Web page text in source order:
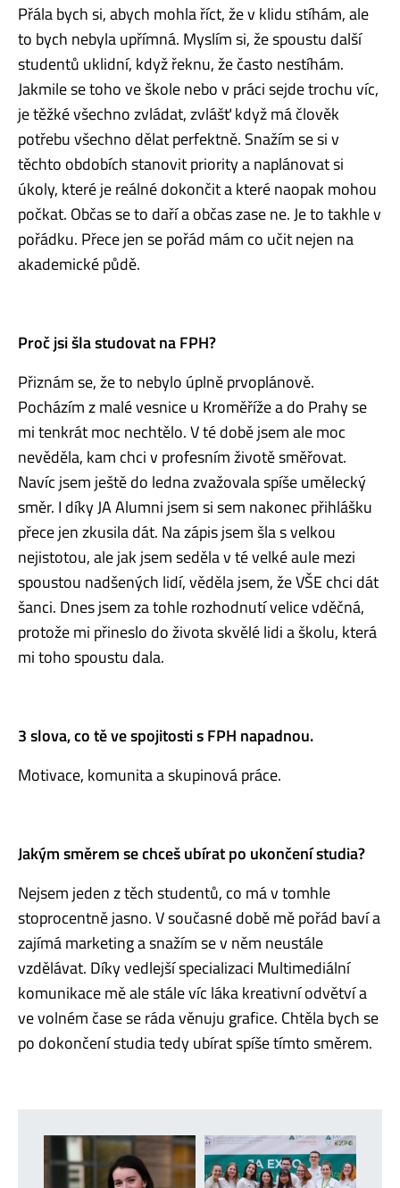
Přála bych si, abych mohla říct, že v klidu stíhám, ale
to bych nebyla upřímná. Myslím si, že spoustu další
studentů uklidní, když řeknu, že často nestíhám.
Jakmile se toho ve škole nebo v práci sejde trochu víc,
je těžké všechno zvládat, zvlášť když má člověk
potřebu všechno dělat perfektně. Snažím se si v
těchto obdobích stanovit priority a naplánovat si
úkoly, které je reálné dokončit a které naopak mohou
počkat. Občas se to daří a občas zase ne. Je to takhle v
pořádku. Přece jen se pořád mám co učit nejen na
akademické půdě.
Proč jsi šla studovat na FPH?
Přiznám se, že to nebylo úplně prvoplánově.
Pocházím z malé vesnice u Kroměříže a do Prahy se
mi tenkrát moc nechtělo. V té době jsem ale moc
nevěděla, kam chci v profesním životě směřovat.
Navíc jsem ještě do ledna zvažovala spíše umělecký
směr. I díky JA Alumni jsem si sem nakonec přihlášku
přece jen zkusila dát. Na zápis jsem šla s velkou
nejistotou, ale jak jsem seděla v té velké aule mezi
spoustou nadšených lidí, věděla jsem, že VŠE chci dát
šanci. Dnes jsem za tohle rozhodnutí velice vděčná,
protože mi přineslo do života skvělé lidi a školu, která
mi toho spoustu dala.
3 slova, co tě ve spojitosti s FPH napadnou.
Motivace, komunita a skupinová práce.
Jakým směrem se chceš ubírat po ukončení studia?
Nejsem jeden z těch studentů, co má v tomhle
stoprocentně jasno. V současné době mě pořád baví a
zajímá marketing a snažím se v něm neustále
vzdělávat. Díky vedlejší specializaci Multimediální
komunikace mě ale stále víc láka kreativní odvětví a
ve volném čase se ráda věnuju grafice. Chtěla bych se
po dokončení studia tedy ubírat spíše tímto směrem.